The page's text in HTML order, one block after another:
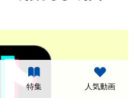
特集 人気動画